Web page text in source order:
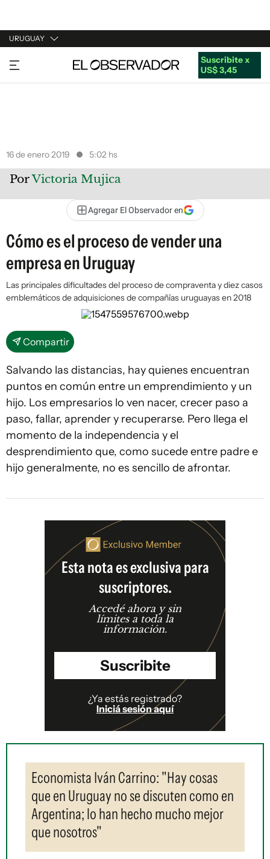
URUGUAY
URUGUAY
ARGENTINA
Suscribite x
US$ 3,45
16 de enero 2019 5:02 hs
PorVictoria Mujica
Agregar El Observador en
Cómo es el proceso de vender una
empresa en Uruguay
Las principales dificultades del proceso de compraventa y diez casos
emblemáticos de adquisiciones de compañías uruguayas en 2018
Compartir
Salvando las distancias, hay quienes encuentran
puntos en común entre un emprendimiento y un
hijo. Los empresarios lo ven nacer, crecer paso a
paso, fallar, aprender y recuperarse. Pero llega el
momento de la independencia y el
desprendimiento que, como sucede entre padre e
hijo generalmente, no es sencillo de afrontar.
Esta nota es exclusiva para
suscriptores.
Accedé ahora y sin
límites a toda la
información.
Suscribite
¿Ya estás registrado?
Iniciá sesión aquí
Economista Iván Carrino: "Hay cosas
que en Uruguay no se discuten como en
Argentina; lo han hecho mucho mejor
que nosotros"